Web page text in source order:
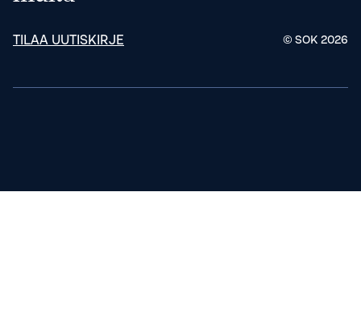
TILAA UUTISKIRJE © SOK 2026